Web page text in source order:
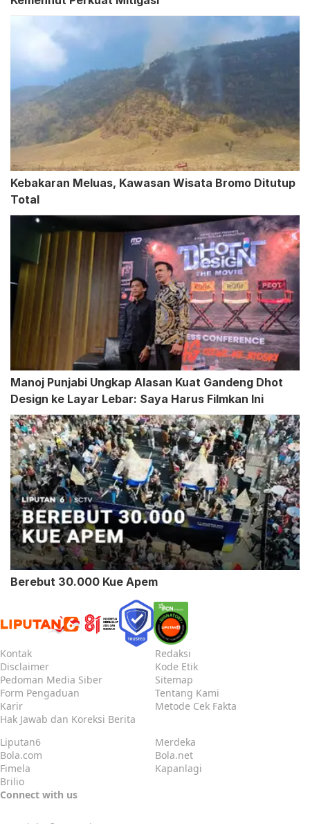
Kebakaran Meluas, Kawasan Wisata Bromo Ditutup
Total
Manoj Punjabi Ungkap Alasan Kuat Gandeng Dhot
Design ke Layar Lebar: Saya Harus Filmkan Ini
Berebut 30.000 Kue Apem
Kontak
Redaksi
Disclaimer
Kode Etik
Pedoman Media Siber
Sitemap
Form Pengaduan
Tentang Kami
Karir
Metode Cek Fakta
Hak Jawab dan Koreksi Berita
Liputan6
Merdeka
Bola.com
Bola.net
Fimela
Kapanlagi
Brilio
Connect with us